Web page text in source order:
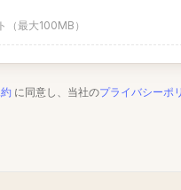
（最大100MB）
に同意し、当社のプライバシーポ